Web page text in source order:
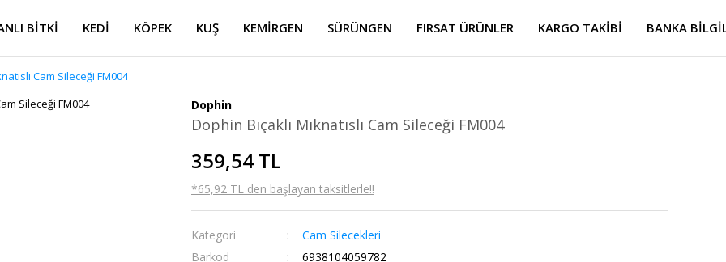
BİTKİ KEDİ KÖPEK KUŞ KEMİRGEN SÜRÜNGEN FIRSAT ÜRÜNLER KARGO TAKİBİ BANKA
Cam Sileceği FM004
Dophin
Dophin Bıçaklı Mıknatıslı Cam Sileceği FM004
359,54 TL
*65,92 TL den başlayan taksitlerle!!
Kategori
Cam Silecekleri
Barkod
6938104059782